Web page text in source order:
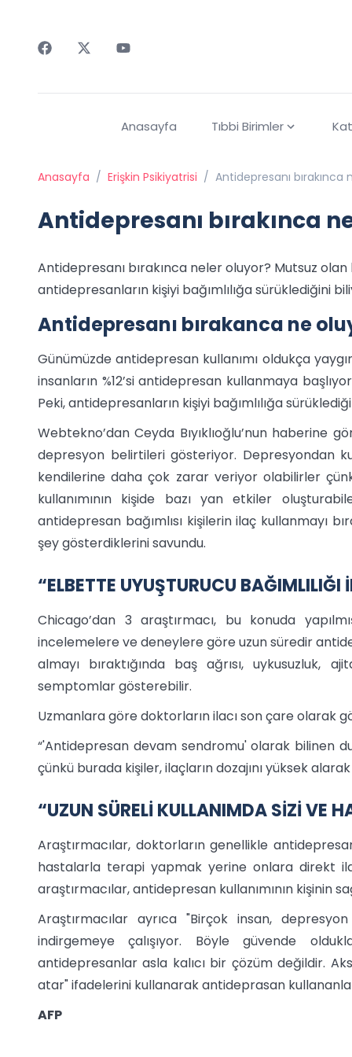
Anasayfa Tıbbi Birimler
Anasayfa / Erişkin Psikiyatrisi / Antidepresanı bırakınca
Antidepresanı bırakınca
Antidepresanı bırakınca neler oluyor? Mutsuz
antidepresanların kişiyi bağımlılığa sürüklediğini
Antidepresanı bırakanca ne
Günümüzde antidepresan kullanımı oldukça
insanların %12’si antidepresan kullanmaya
Peki, antidepresanların kişiyi bağımlılığa
Webtekno’dan Ceyda Bıyıklıoğlu’nun haberine
depresyon belirtileri gösteriyor. Depresyondan
kendilerine daha çok zarar veriyor olabilirler
kullanımının kişide bazı yan etkiler
antidepresan bağımlısı kişilerin ilaç kullanmayı
şey gösterdiklerini savundu.
“ELBETTE UYUŞTURUCU BAĞIMLILIĞI
Chicago’dan 3 araştırmacı, bu konuda
incelemelere ve deneylere göre uzun süredir
almayı bıraktığında baş ağrısı, uykusuzluk,
semptomlar gösterebilir.
Uzmanlara göre doktorların ilacı son çare olarak
“'Antidepresan devam sendromu' olarak bilinen
çünkü burada kişiler, ilaçların dozajını yüksek
“UZUN SÜRELİ KULLANIMDA SİZİ VE
Araştırmacılar, doktorların genellikle
hastalarla terapi yapmak yerine onlara direkt
araştırmacılar, antidepresan kullanımının kişinin
Araştırmacılar ayrıca "Birçok insan,
indirgemeye çalışıyor. Böyle güvende
antidepresanlar asla kalıcı bir çözüm değildir.
atar" ifadelerini kullanarak antideprasan
AFP